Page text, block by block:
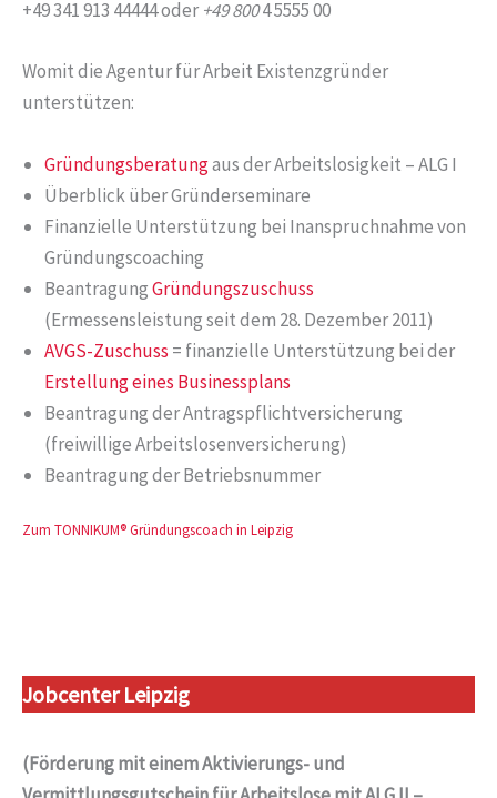
+49 341 913 44444 oder+49 8004 5555 00
Womit die Agentur für Arbeit Existenzgründer
unterstützen:
Gründungsberatungaus der Arbeitslosigkeit – ALG I
Überblick über Gründerseminare
Finanzielle Unterstützung bei Inanspruchnahme von
Gründungscoaching
BeantragungGründungszuschuss
(Ermessensleistung seit dem 28. Dezember 2011)
AVGS-Zuschuss = finanzielle Unterstützung bei der
Erstellung eines Businessplans
Beantragung der Antragspflichtversicherung
(freiwillige Arbeitslosenversicherung)
Beantragung der Betriebsnummer
Zum TONNIKUM® Gründungscoach in Leipzig
Jobcenter Leipzig
(Förderung mit einem Aktivierungs- und